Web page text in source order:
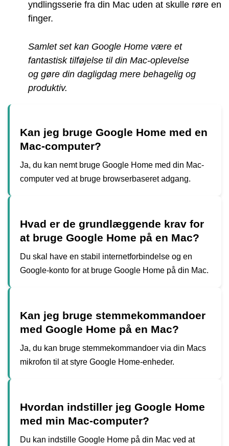
yndlingsserie fra din Mac uden at skulle røre en
finger.
Samlet set kan Google Home være et
fantastisk tilføjelse til din Mac-oplevelse
og gøre din dagligdag mere behagelig og
produktiv.
Kan jeg bruge Google Home med en
Mac-computer?
Ja, du kan nemt bruge Google Home med din Mac-
computer ved at bruge browserbaseret adgang.
Hvad er de grundlæggende krav for
at bruge Google Home på en Mac?
Du skal have en stabil internetforbindelse og en
Google-konto for at bruge Google Home på din Mac.
Kan jeg bruge stemmekommandoer
med Google Home på en Mac?
Ja, du kan bruge stemmekommandoer via din Macs
mikrofon til at styre Google Home-enheder.
Hvordan indstiller jeg Google Home
med min Mac-computer?
Du kan indstille Google Home på din Mac ved at